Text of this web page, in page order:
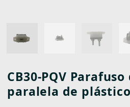
CB30-PQV
paralela de plástico